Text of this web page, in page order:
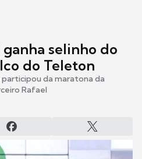
selinho do
do Teleton
da maratona da
Rafael